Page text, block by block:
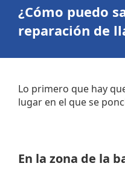
¿Cómo puedo
reparación de
Lo primero que hay
lugar en el que se
En la zona de la